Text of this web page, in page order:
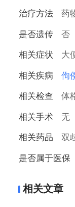
治疗方法 药
是否遗传 否
相关症状 大
相关疾病 佝
相关检查 体
相关手术 无
相关药品 双
是否属于医保
相关文章